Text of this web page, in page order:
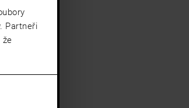
Partneři
že